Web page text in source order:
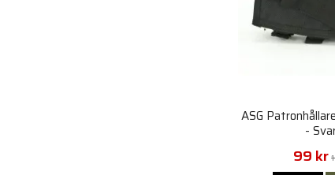
ASG
-
99 kr